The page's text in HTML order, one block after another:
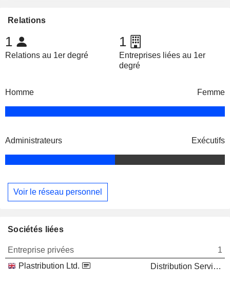
Relations
1
Relations au 1er degré
1
Entreprises liées au 1er
degré
Homme Femme
Administrateurs Exécutifs
Voir le réseau personnel
Sociétés liées
Entreprise privées
1
Plastribution Ltd.
Distribution Services